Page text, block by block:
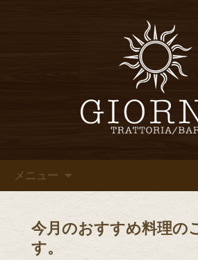
堀江・四ツ橋のイ
タリア食堂ジョル
～」のブログ
食堂ジョルノ～GIORNO
メニュー
今月のおすすめ料理の
す。